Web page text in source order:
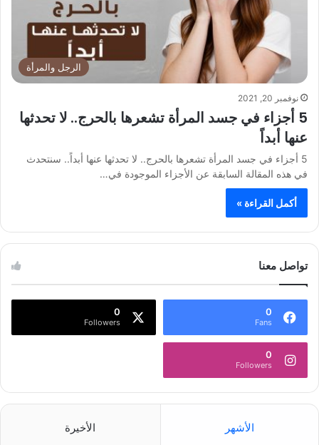
الرجل والمرأة
نوفمبر 20, 2021
5 أجزاء في جسد المرأة تشعرها بالحرج.. لا تحدثها
عنها أبداً
5 أجزاء في جسد المرأة تشعرها بالحرج.. لا تحدثها عنها أبداً.. سنتحدث
في هذه المقالة السابقة عن الأجزاء الموجودة في…
أكمل القراءة »
تواصل معنا
0
Fans
0
Followers
0
Followers
الأشهر الأخيرة